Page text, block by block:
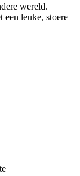
wereld.
een leuke, stoere